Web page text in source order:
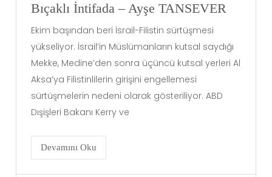
Bıçaklı İntifada – Ayşe TANSEVER
Ekim başından beri İsrail-Filistin sürtüşmesi
yükseliyor. İsrail’in Müslümanların kutsal saydığı
Mekke, Medine’den sonra üçüncü kutsal yerleri Al
Aksa’ya Filistinlilerin girişini engellemesi
sürtüşmelerin nedeni olarak gösteriliyor. ABD
Dışişleri Bakanı Kerry ve
Devamını Oku